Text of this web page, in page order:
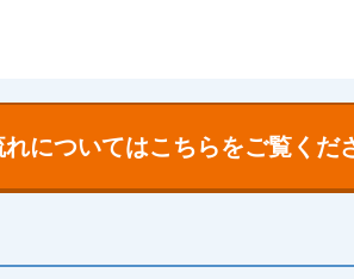
についてはこちらをご覧くだ